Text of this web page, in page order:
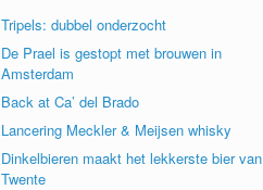
Tripels: dubbel onderzocht
De Prael is gestopt met brouwen in
Amsterdam
Back at Ca’ del Brado
Lancering Meckler & Meijsen whisky
Dinkelbieren maakt het lekkerste bier van
Twente